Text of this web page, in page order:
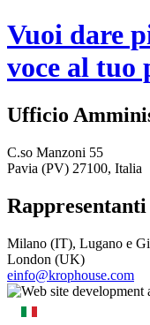
Vuoi dare
voce al tuo
Ufficio
C.so Manzoni 55
Pavia (PV) 27100, Italia
Rappresentanti
Milano (IT), Lugano e
London (UK)
einfo@krophouse.com